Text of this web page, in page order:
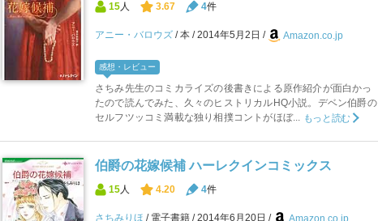
15人 3.67 4件
アニー・バロウズ 本 2014年5月2日 Amazon.co.jp
感想・レビュー
さちみ先生のコミカライズの後書きによる原作紹介が面白かっ
たので読んでみた、久々のヒストリカルHQ小説。デベン伯爵の
セルフツッコミ満載な独り相撲コントがほぼ... もっと読む
伯爵の花嫁候補 ハーレクインコミックス
15 人 4.20 4件
さちみりほ 電子書籍 2014年6月20日 Amazon.co.jp